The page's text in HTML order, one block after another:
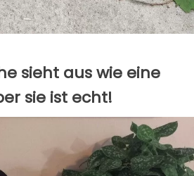
sieht aus wie eine
sie ist echt!